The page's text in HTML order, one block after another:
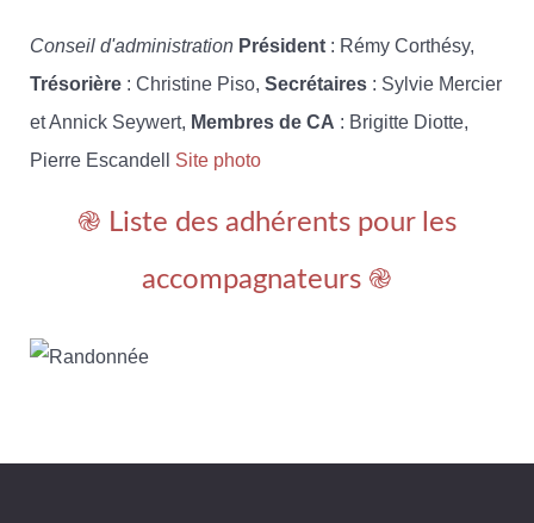
Conseil d'administration Président : Rémy Corthésy,
Trésorière : Christine Piso, Secrétaires : Sylvie Mercier
et Annick Seywert, Membres de CA : Brigitte Diotte,
Pierre Escandell Site photo
֎ Liste des adhérents pour les
accompagnateurs ֎